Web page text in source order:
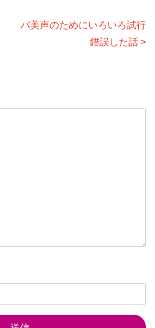
バ美声のためにいろいろ試行
錯誤した話